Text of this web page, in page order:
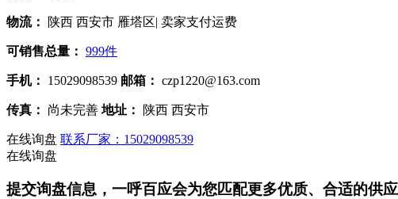
物流： 陕西 西安市 雁塔区| 卖家支付运费
可销售总量： 999件
手机： 15029098539 邮箱： czp1220@163.com
传真： 尚未完善 地址： 陕西 西安市
在线询盘 联系厂家：15029098539
在线询盘
提交询盘信息，一呼百应会为您匹配更多优质、合适的供应